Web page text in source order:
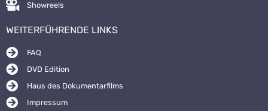
Showreels
WEITERFÜHRENDE LINKS
FAQ
DVD Edition
Haus des Dokumentarfilms
Impressum